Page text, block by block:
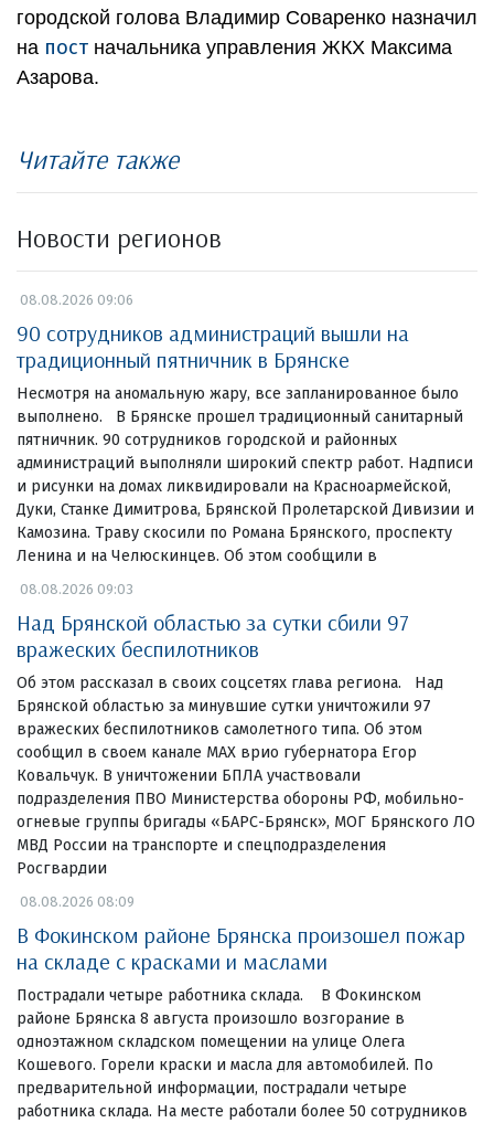
городской голова Владимир Соваренко назначил
на пост начальника управления ЖКХ Максима
Азарова.
Читайте также
Новости регионов
08.08.2026 09:06
90 сотрудников администраций вышли на
традиционный пятничник в Брянске
Несмотря на аномальную жару, все запланированное было
выполнено. В Брянске прошел традиционный санитарный
пятничник. 90 сотрудников городской и районных
администраций выполняли широкий спектр работ. Надписи
и рисунки на домах ликвидировали на Красноармейской,
Дуки, Станке Димитрова, Брянской Пролетарской Дивизии и
Камозина. Траву скосили по Романа Брянского, проспекту
Ленина и на Челюскинцев. Об этом сообщили в
08.08.2026 09:03
Над Брянской областью за сутки сбили 97
вражеских беспилотников
Об этом рассказал в своих соцсетях глава региона. Над
Брянской областью за минувшие сутки уничтожили 97
вражеских беспилотников самолетного типа. Об этом
сообщил в своем канале МАХ врио губернатора Егор
Ковальчук. В уничтожении БПЛА участвовали
подразделения ПВО Министерства обороны РФ, мобильно-
огневые группы бригады «БАРС-Брянск», МОГ Брянского ЛО
МВД России на транспорте и спецподразделения
Росгвардии
08.08.2026 08:09
В Фокинском районе Брянска произошел пожар
на складе с красками и маслами
Пострадали четыре работника склада. В Фокинском
районе Брянска 8 августа произошло возгорание в
одноэтажном складском помещении на улице Олега
Кошевого. Горели краски и масла для автомобилей. По
предварительной информации, пострадали четыре
работника склада. На месте работали более 50 сотрудников